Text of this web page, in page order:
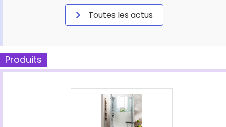
Toutes les actus
Produits